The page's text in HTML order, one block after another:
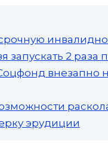
запускать 2 раза
внезапно
эрудиции